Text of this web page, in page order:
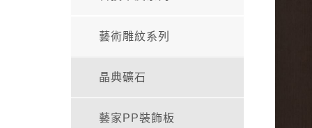
藝術雕紋系列
晶典礦石
藝家PP裝飾板